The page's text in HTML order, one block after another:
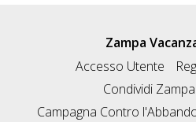
Zampa
Accesso Utente
Condividi
Campagna Contro